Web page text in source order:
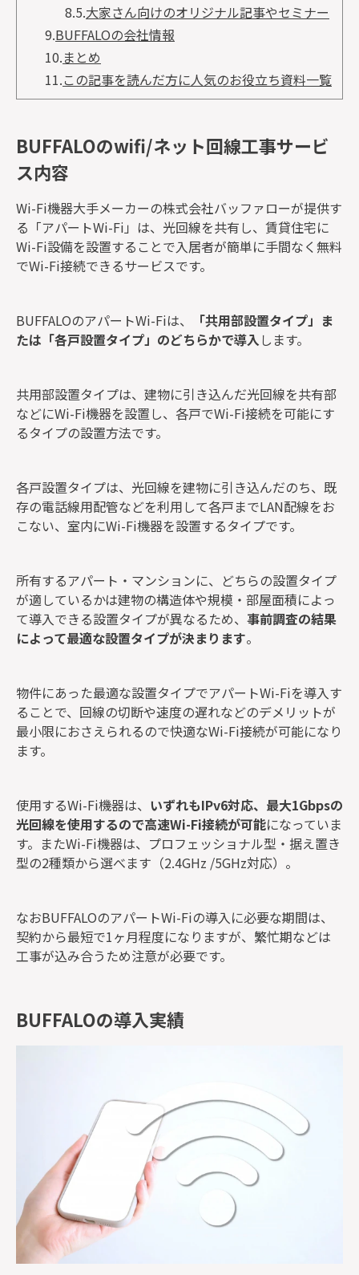
8.5.大家さん向けのオリジナル記事やセミナー
9.BUFFALOの会社情報
10.まとめ
11.この記事を読んだ方に人気のお役立ち資料一覧
BUFFALOのwifi/ネット回線工事サービ
ス内容
Wi-Fi機器大手メーカーの株式会社バッファローが提供す
る「アパートWi-Fi」は、光回線を共有し、賃貸住宅に
Wi-Fi設備を設置することで入居者が簡単に手間なく無料
でWi-Fi接続できるサービスです。
BUFFALOのアパートWi-Fiは、
「共用部設置タイプ」ま
たは「各戸設置タイプ」のどちらかで導入 します。
共用部設置タイプは、建物に引き込んだ光回線を共有部
などにWi-Fi機器を設置し、各戸でWi-Fi接続を可能にす
るタイプの設置方法です。
各戸設置タイプは、光回線を建物に引き込んだのち、既
存の電話線用配管などを利用して各戸までLAN配線をお
こない、室内にWi-Fi機器を設置するタイプです。
所有するアパート・マンションに、どちらの設置タイプ
が適しているかは建物の構造体や規模・部屋面積によっ
て導入できる設置タイプが異なるため、 事前調査の結果
によって最適な設置タイプが決まります。
物件にあった最適な設置タイプでアパートWi-Fiを導入す
ることで、回線の切断や速度の遅れなどのデメリットが
最小限におさえられるので快適なWi-Fi接続が可能になり
ます。
使用するWi-Fi機器は、 いずれもIPv6対応、最大1Gbpsの
光回線を使用するので高速Wi-Fi接続が可能になっていま
す。またWi-Fi機器は、プロフェッショナル型・据え置き
型の2種類から選べます（2.4GHz /5GHz対応）。
なおBUFFALOのアパートWi-Fiの導入に必要な期間は、
契約から最短で1ヶ月程度になりますが、繁忙期などは
工事が込み合うため注意が必要です。
BUFFALOの導入実績